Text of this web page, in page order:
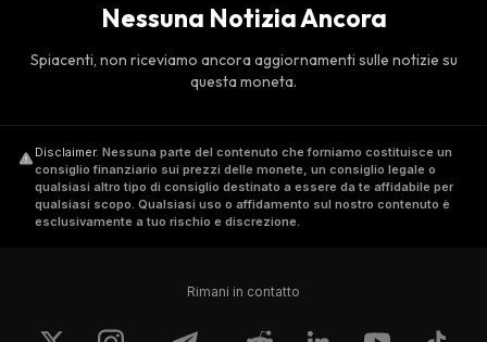
Nessuna Notizia Ancora
Spiacenti, non riceviamo ancora aggiornamenti sulle notizie su
questa moneta.
Disclaimer. Nessuna parte del contenuto che forniamo costituisce un
consiglio finanziario sui prezzi delle monete, un consiglio legale o
qualsiasi altro tipo di consiglio destinato a essere da te affidabile per
qualsiasi scopo. Qualsiasi uso o affidamento sul nostro contenuto è
esclusivamente a tuo rischio e discrezione.
Rimani in contatto